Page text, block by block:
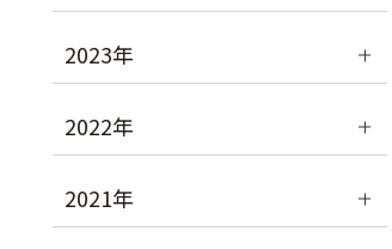
2023年
2022年
2021年